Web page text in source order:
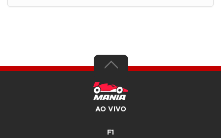
AO VIVO
F1